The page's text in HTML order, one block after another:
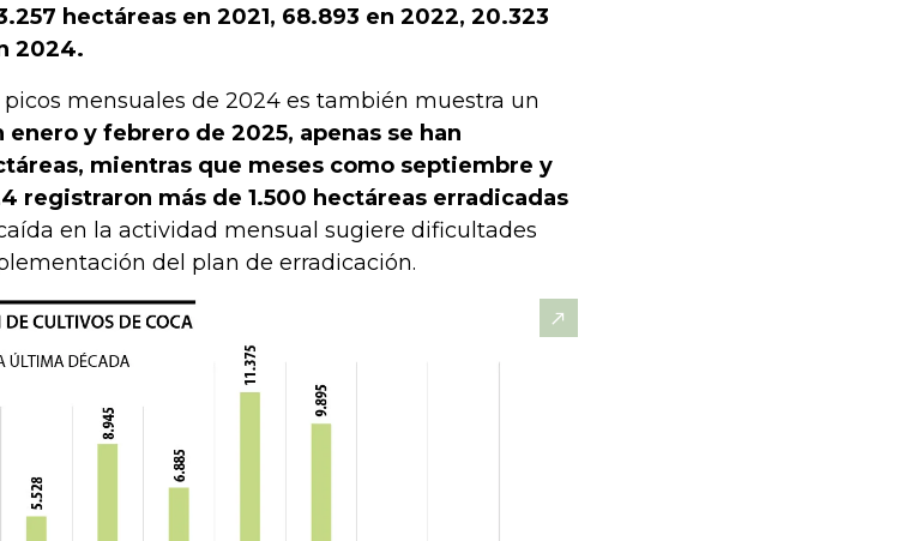
hectáreas en 2021, 68.893 en 2022, 20.323
2024.
mensuales de 2024 es también muestra un
enero y febrero de 2025, apenas se han
mientras que meses como septiembre y
registraron más de 1.500 hectáreas erradicadas
en la actividad mensual sugiere dificultades
del plan de erradicación.